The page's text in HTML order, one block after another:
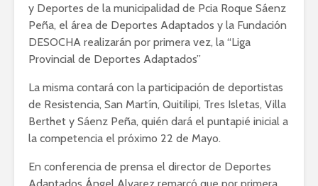
y Deportes de la municipalidad de Pcia Roque Sáenz
Peña, el área de Deportes Adaptados y la Fundación
DESOCHA realizarán por primera vez, la “Liga
Provincial de Deportes Adaptados”
La misma contará con la participación de deportistas
de Resistencia, San Martín, Quitilipi, Tres Isletas, Villa
Berthet y Sáenz Peña, quién dará el puntapié inicial a
la competencia el próximo 22 de Mayo.
En conferencia de prensa el director de Deportes